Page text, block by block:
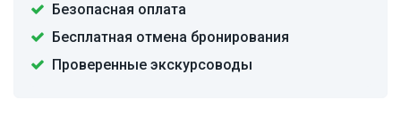
Безопасная оплата
Бесплатная отмена бронирования
Проверенные экскурсоводы